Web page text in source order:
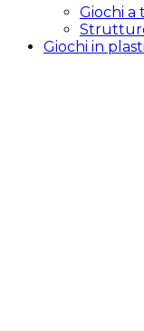
Giochi a
Giochi in